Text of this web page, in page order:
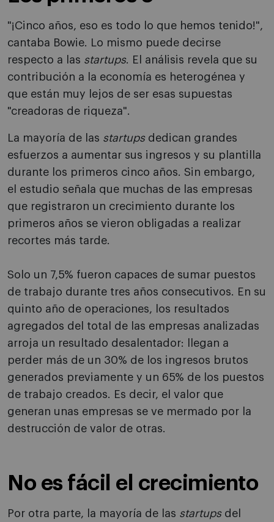
"¡Cinco años, eso es todo lo que hemos tenido!",
cantaba Bowie. Lo mismo puede decirse
respecto a las startups. El análisis revela que su
contribución a la economía es heterogénea y
que están muy lejos de ser esas supuestas
"creadoras de riqueza".
La mayoría de las startupsdedican grandes
esfuerzos a aumentar sus ingresos y su plantilla
durante los primeros cinco años. Sin embargo,
el estudio señala que muchas de las empresas
que registraron un crecimiento durante los
primeros años se vieron obligadas a realizar
recortes más tarde.
Solo un 7,5% fueron capaces de sumar puestos
de trabajo durante tres años consecutivos. En su
quinto año de operaciones, los resultados
agregados del total de las empresas analizadas
arroja un resultado desalentador: llegan a
perder más de un 30% de los ingresos brutos
generados previamente y un 65% de los puestos
de trabajo creados. Es decir, el valor que
generan unas empresas se ve mermado por la
destrucción de valor de otras.
No es fácil el crecimiento
Por otra parte, la mayoría de las startupsdel